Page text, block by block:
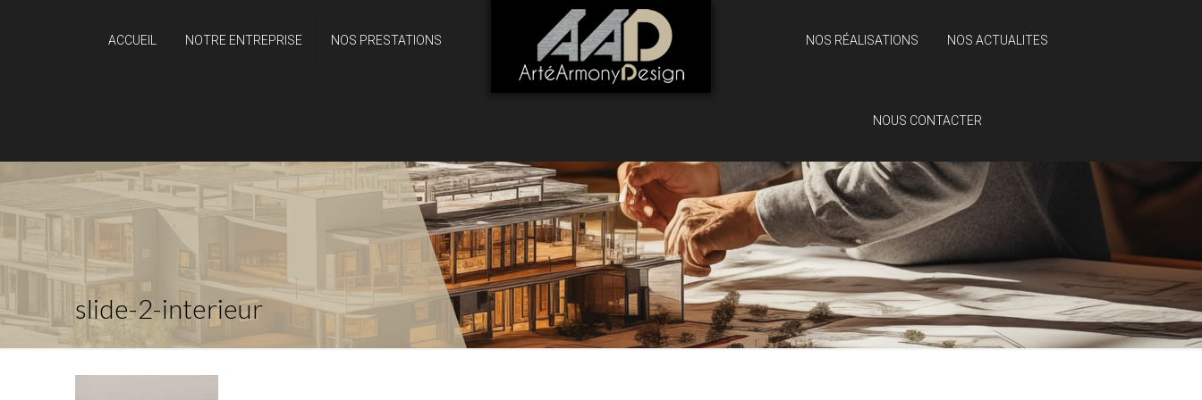
ACCUEIL NOTRE ENTREPRISE NOS PRESTATIONS NOS RÉALISATIONS NOS ACTUALITES
NOUS CONTACTER
slide-2-interieur